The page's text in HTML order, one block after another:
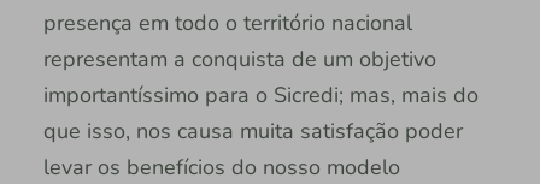
presença em todo o território nacional
representam a conquista de um objetivo
importantíssimo para o Sicredi; mas, mais do
que isso, nos causa muita satisfação poder
levar os benefícios do nosso modelo